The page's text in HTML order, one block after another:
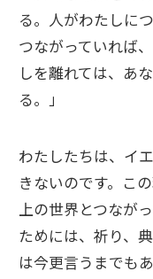
る。人がわたしに
つながっていれば
しを離れては、あ
る。」
わたしたちは、イ
きないのです。こ
上の世界とつなが
ためには、祈り、
は今更言うまでもあ